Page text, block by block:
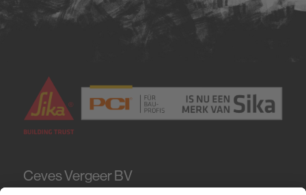
Ceves Vergeer BV